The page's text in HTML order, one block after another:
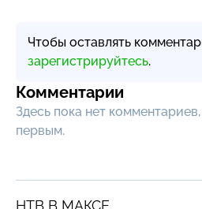
Чтобы оставлять
зарегистрируйтесь.
Комментарии
Здесь пока нет
первым.
НТВ В МАКСЕ